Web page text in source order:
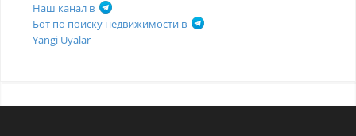
Наш канал в
Бот по поиску недвижимости в
Yangi Uyalar